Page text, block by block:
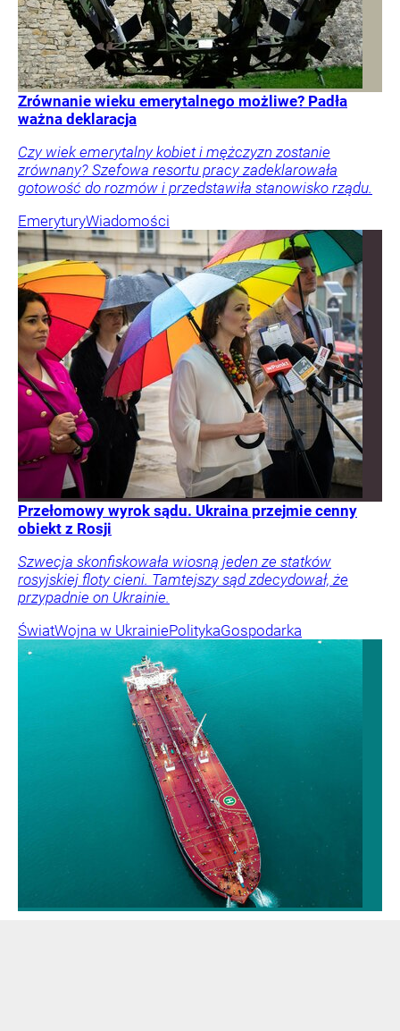
Zrównanie wieku emerytalnego możliwe? Padła
ważna deklaracja
Czy wiek emerytalny kobiet i mężczyzn zostanie
zrównany? Szefowa resortu pracy zadeklarowała
gotowość do rozmów i przedstawiła stanowisko rządu.
EmeryturyWiadomości
Przełomowy wyrok sądu. Ukraina przejmie cenny
obiekt z Rosji
Szwecja skonfiskowała wiosną jeden ze statków
rosyjskiej floty cieni. Tamtejszy sąd zdecydował, że
przypadnie on Ukrainie.
ŚwiatWojna w UkrainiePolitykaGospodarka